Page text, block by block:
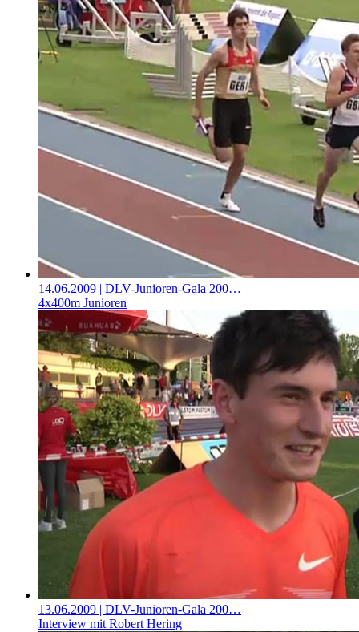
14.06.2009 | DLV-Junioren-Gala 200…
4x400m Junioren
13.06.2009 | DLV-Junioren-Gala 200…
Interview mit Robert Hering